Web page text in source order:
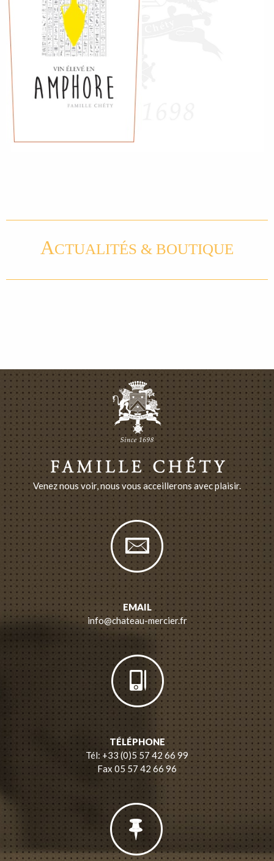
ACTUALITÉS & BOUTIQUE
Venez nous voir, nous vous acceillerons avec plaisir.
EMAIL
info@chateau-mercier.fr
TÉLÉPHONE
Tél: +33 (0)5 57 42 66 99
Fax 05 57 42 66 96